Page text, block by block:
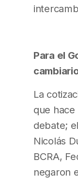
Para el
La
que
debate;
Nicolás
BCRA,
negaron